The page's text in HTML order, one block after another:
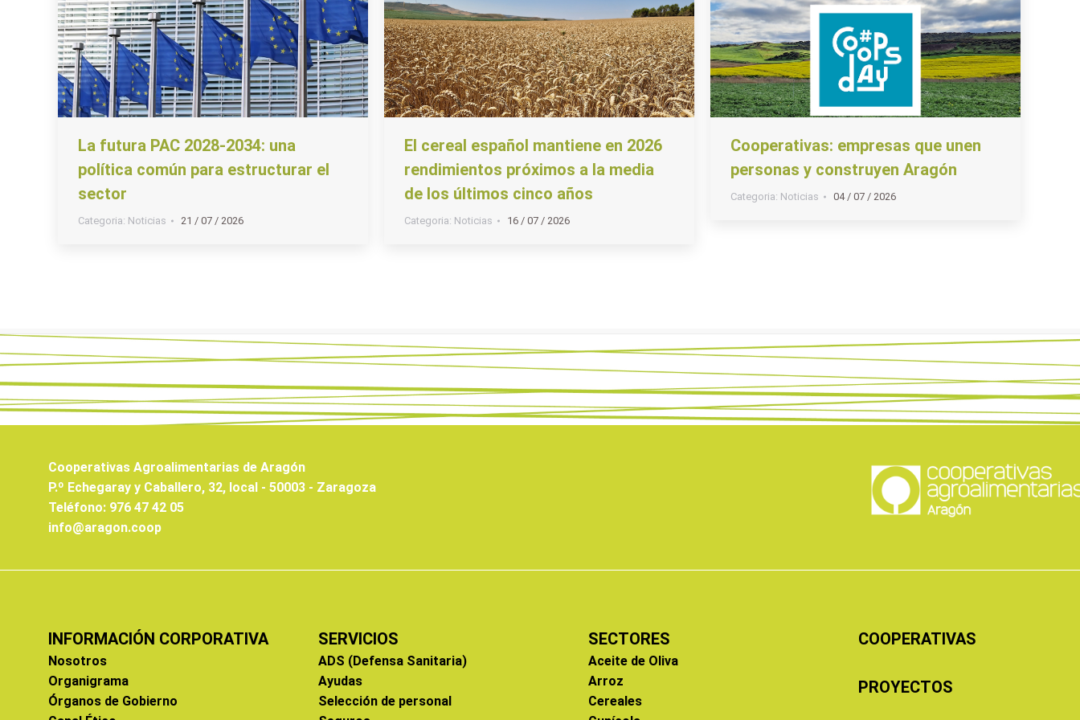
La futura PAC 2028-2034: una
política común para estructurar el
sector
Categoria: Noticias 21 / 07 / 2026
El cereal español mantiene en 2026
rendimientos próximos a la media
de los últimos cinco años
Categoria: Noticias 16 / 07 / 2026
Cooperativas: empresas que unen
personas y construyen Aragón
Categoria: Noticias 04 / 07 / 2026
Cooperativas Agroalimentarias de Aragón
P.º Echegaray y Caballero, 32, local - 50003 - Zaragoza
Teléfono: 976 47 42 05
info@aragon.coop
INFORMACIÓN CORPORATIVA
Nosotros
Organigrama
Órganos de Gobierno
SERVICIOS
ADS (Defensa Sanitaria)
Ayudas
Selección de personal
SECTORES
Aceite de Oliva
Arroz
Cereales
COOPERATIVAS
PROYECTOS